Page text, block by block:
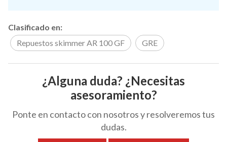
Clasificado en:
Repuestos skimmer AR 100 GF
GRE
¿Alguna duda? ¿Necesitas
asesoramiento?
Ponte en contacto con nosotros y resolveremos tus
dudas.